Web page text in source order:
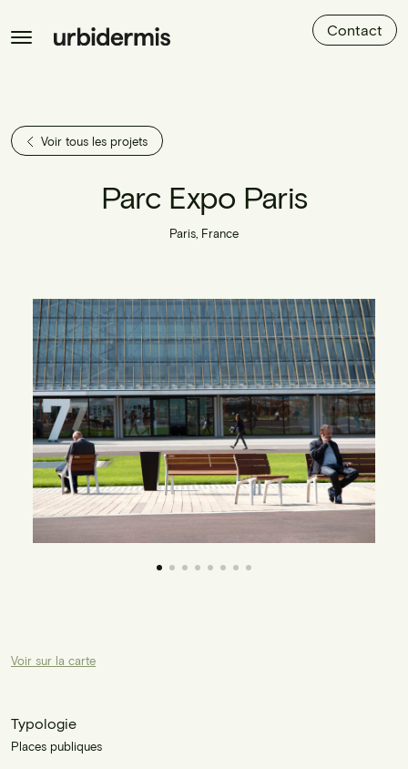
Contact
Voir tous les projets
Parc Expo Paris
Paris, France
Voir sur la carte
Typologie
Places publiques